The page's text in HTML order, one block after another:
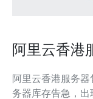
阿里云香港
阿里云香港服务器售罄，业
务器库存告急，